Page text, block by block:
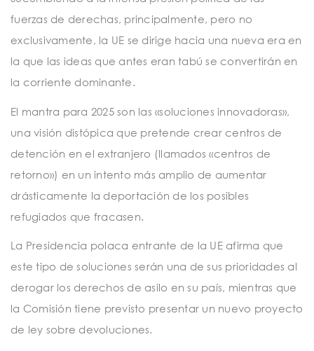
fuerzas de derechas, principalmente, pero no
exclusivamente, la UE se dirige hacia una nueva era en
la que las ideas que antes eran tabú se convertirán en
la corriente dominante.
El mantra para 2025 son las «soluciones innovadoras»,
una visión distópica que pretende crear centros de
detención en el extranjero (llamados «centros de
retorno») en un intento más amplio de aumentar
drásticamente la deportación de los posibles
refugiados que fracasen.
La Presidencia polaca entrante de la UE afirma que
este tipo de soluciones serán una de sus prioridades al
derogar los derechos de asilo en su país, mientras que
la Comisión tiene previsto presentar un nuevo proyecto
de ley sobre devoluciones.